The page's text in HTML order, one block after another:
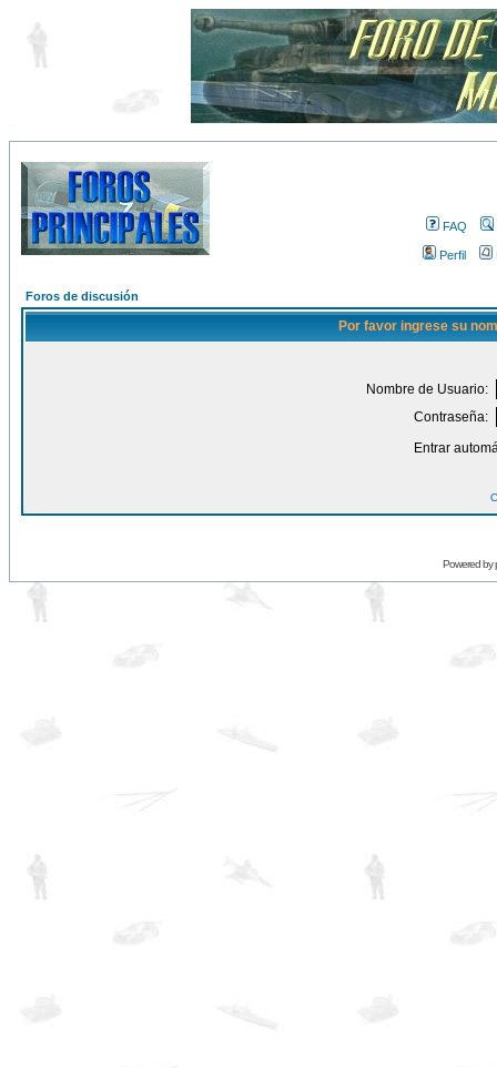
FAQ
Perfil
Foros de discusión
Por favor ingrese su
Nombre de Usuario:
Contraseña:
Entrar
Powered by